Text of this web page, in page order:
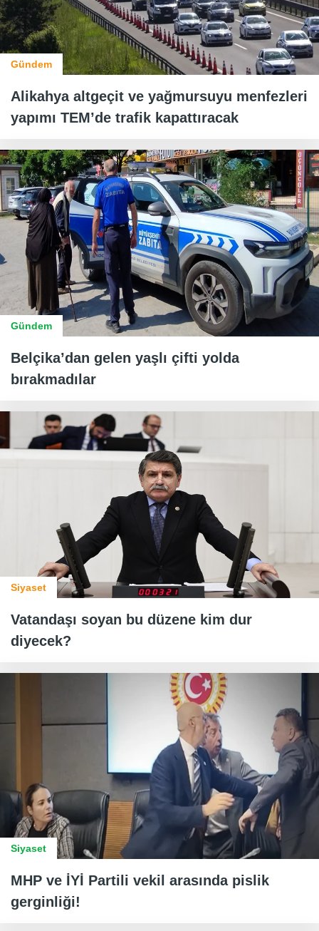
Gündem
Alikahya altgeçit ve yağmursuyu menfezleri
yapımı TEM’de trafik kapattıracak
Gündem
Belçika’dan gelen yaşlı çifti yolda
bırakmadılar
Siyaset
Vatandaşı soyan bu düzene kim dur
diyecek?
Siyaset
MHP ve İYİ Partili vekil arasında pislik
gerginliği!